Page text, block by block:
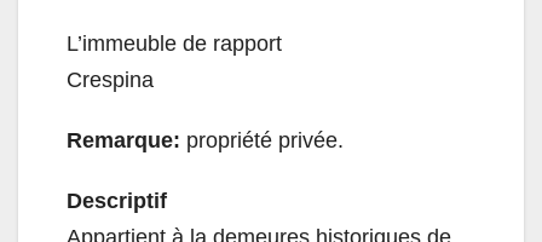
L’immeuble de rapport
Crespina
Remarque: propriété privée.
Descriptif
Appartient à la demeures historiques de